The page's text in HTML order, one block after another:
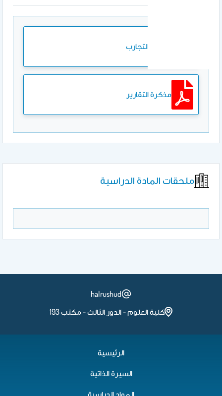
مذكرة التجارب
مذكرة التقارير
ملحقات المادة الدراسية
halrushud
كلية العلوم - الدور الثالث - مكتب 193
الرئيسية
السيرة الذاتية
المواد الدراسية